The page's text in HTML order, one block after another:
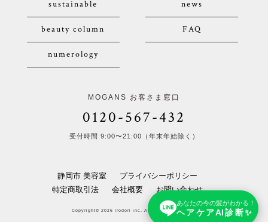
あなたの今の髪がわかる！
ヘアケアAI診断✨
sustainable news
beauty column FAQ
numerology
MOGANS お客さま窓口
0120-567-432
受付時間 9:00〜21:00（年末年始除く）
静岡市 美容室
プライバシーポリシー
特定商取引法
会社概要 お問い合わせ
Copyright© 2026 irodori inc. All Rights Reserved.